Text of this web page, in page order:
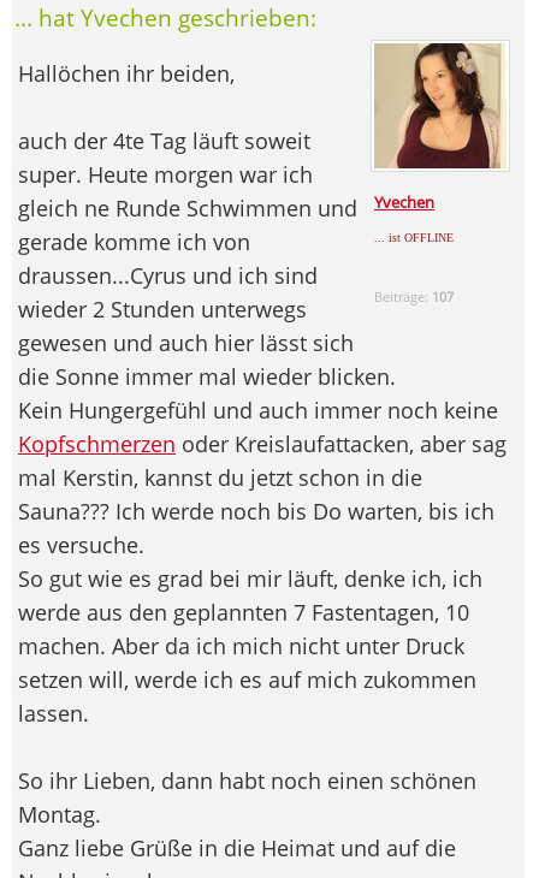
... hat Yvechen geschrieben:
Yvechen
... ist OFFLINE
Beiträge: 107
Hallöchen ihr beiden,
auch der 4te Tag läuft soweit
super. Heute morgen war ich
gleich ne Runde Schwimmen und
gerade komme ich von
draussen...Cyrus und ich sind
wieder 2 Stunden unterwegs
gewesen und auch hier lässt sich
die Sonne immer mal wieder blicken.
Kein Hungergefühl und auch immer noch keine
Kopfschmerzen oder Kreislaufattacken, aber sag
mal Kerstin, kannst du jetzt schon in die
Sauna??? Ich werde noch bis Do warten, bis ich
es versuche.
So gut wie es grad bei mir läuft, denke ich, ich
werde aus den geplannten 7 Fastentagen, 10
machen. Aber da ich mich nicht unter Druck
setzen will, werde ich es auf mich zukommen
lassen.
So ihr Lieben, dann habt noch einen schönen
Montag.
Ganz liebe Grüße in die Heimat und auf die